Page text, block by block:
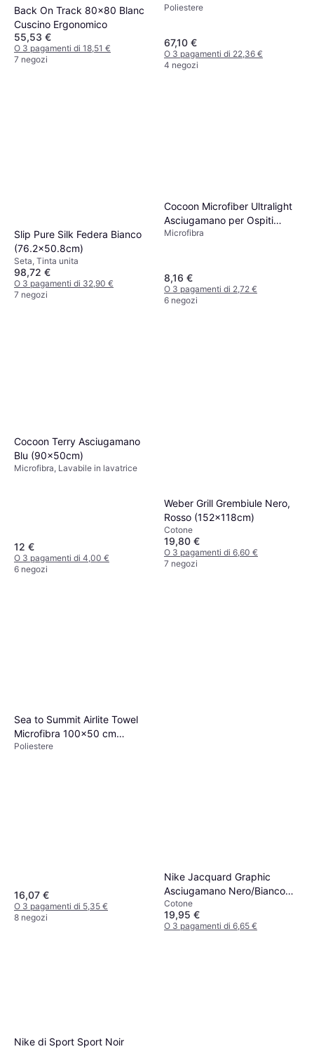
Back On Track 80x80 Blanc
Cuscino Ergonomico
55,53 €
O 3 pagamenti di 18,51 €
7 negozi
Decorativo Completo Beige,
Poliestere
67,10 €
O 3 pagamenti di 22,36 €
4 negozi
Slip Pure Silk Federa Bianco
(76.2x50.8cm)
Seta, Tinta unita
98,72 €
O 3 pagamenti di 32,90 €
7 negozi
Cocoon Microfiber Ultralight
Asciugamano per Ospiti
Rosso (60x30cm)
Microfibra
8,16 €
O 3 pagamenti di 2,72 €
6 negozi
Cocoon Terry Asciugamano
Blu (90x50cm)
Microfibra, Lavabile in lavatrice
12 €
O 3 pagamenti di 4,00 €
6 negozi
Weber Grill Grembiule Nero,
Rosso (152x118cm)
Cotone
19,80 €
O 3 pagamenti di 6,60 €
7 negozi
Sea to Summit Airlite Towel
Microfibra 100x50 cm
Asciugamano Grigio
Poliestere
16,07 €
O 3 pagamenti di 5,35 €
8 negozi
Nike Jacquard Graphic
Asciugamano Nero/Bianco
Asciugamano Nero
Cotone
19,95 €
O 3 pagamenti di 6,65 €
Nike di Sport Sport Noir